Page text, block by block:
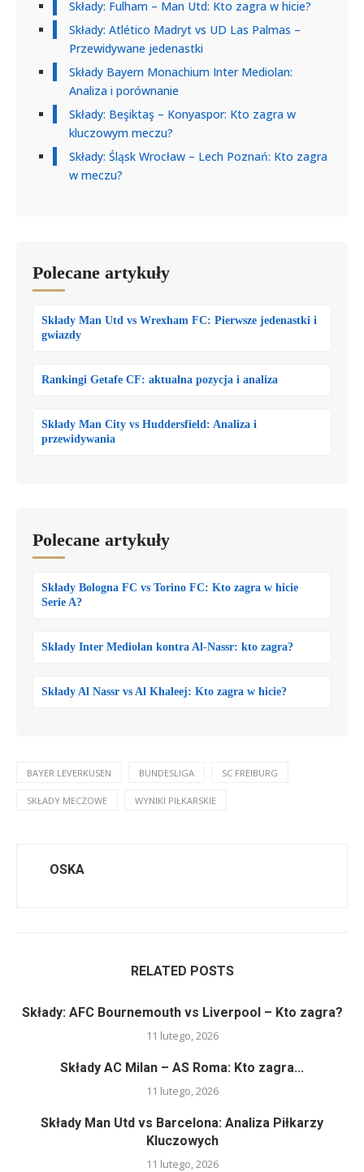
Składy: Fulham – Man Utd: Kto zagra w hicie?
Składy: Atlético Madryt vs UD Las Palmas –
Przewidywane jedenastki
Składy Bayern Monachium Inter Mediolan:
Analiza i porównanie
Składy: Beşiktaş – Konyaspor: Kto zagra w
kluczowym meczu?
Składy: Śląsk Wrocław – Lech Poznań: Kto zagra
w meczu?
Polecane artykuły
Składy Man Utd vs Wrexham FC: Pierwsze jedenastki i
gwiazdy
Rankingi Getafe CF: aktualna pozycja i analiza
Składy Man City vs Huddersfield: Analiza i
przewidywania
Polecane artykuły
Składy Bologna FC vs Torino FC: Kto zagra w hicie
Serie A?
Składy Inter Mediolan kontra Al-Nassr: kto zagra?
Składy Al Nassr vs Al Khaleej: Kto zagra w hicie?
BAYER LEVERKUSEN BUNDESLIGA SC FREIBURG
SKŁADY MECZOWE WYNIKI PIŁKARSKIE
OSKA
RELATED POSTS
Składy: AFC Bournemouth vs Liverpool – Kto zagra?
11 lutego, 2026
Składy AC Milan – AS Roma: Kto zagra...
11 lutego, 2026
Składy Man Utd vs Barcelona: Analiza Piłkarzy
Kluczowych
11 lutego, 2026